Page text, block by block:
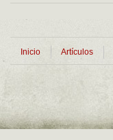
Inicio Artículos